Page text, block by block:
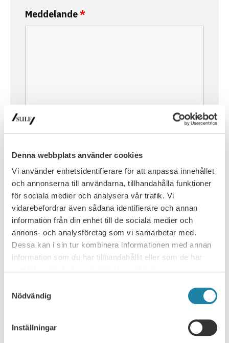
Denna webbplats använder cookies
Vi använder enhetsidentifierare för att anpassa innehållet
och annonserna till användarna, tillhandahålla funktioner
för sociala medier och analysera vår trafik. Vi
vidarebefordrar även sådana identifierare och annan
information från din enhet till de sociala medier och
annons- och analysföretag som vi samarbetar med.
Dessa kan i sin tur kombinera informationen med annan
information som du har tillhandahållit eller som de har
Nödvändig
Inställningar
Meddelande*
SULF/MALMÖS UNIVERSITET
Stadgar